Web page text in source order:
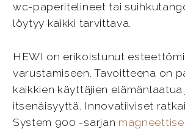
wc-paperitelineet tai
löytyy kaikki tarvittava.
HEWI on erikoistunut
varustamiseen. Tavoitteena on
kaikkien käyttäjien elämänlaatua
itsenäisyyttä. Innovatiiviset
System 900 -sarjan